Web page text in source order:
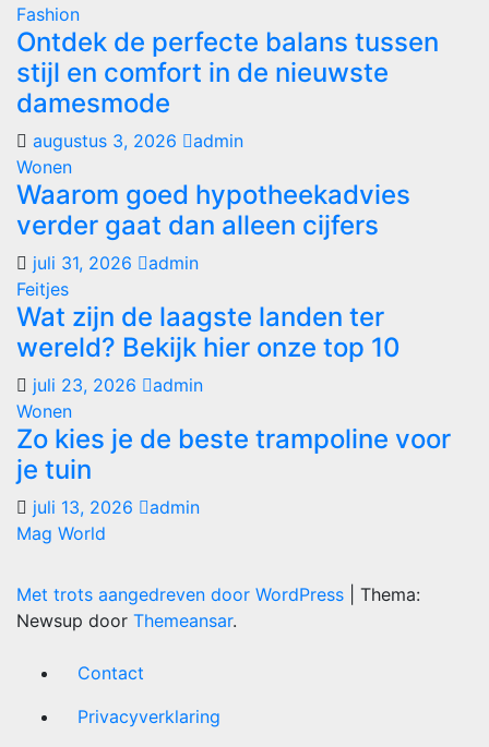
Fashion
Ontdek de perfecte balans tussen
stijl en comfort in de nieuwste
damesmode
augustus 3, 2026
admin
Wonen
Waarom goed hypotheekadvies
verder gaat dan alleen cijfers
juli 31, 2026
admin
Feitjes
Wat zijn de laagste landen ter
wereld? Bekijk hier onze top 10
juli 23, 2026
admin
Wonen
Zo kies je de beste trampoline voor
je tuin
juli 13, 2026
admin
Mag World
Met trots aangedreven door WordPress
Thema:
Newsup door Themeansar.
Contact
Privacyverklaring